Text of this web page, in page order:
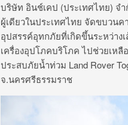
บริษัท อินช์เคป (ประเทศไทย) จ
ผู้เดียวในประเทศไทย จัดขบวน
อุปสรรค์อุทกภัยที่เกิดขึ้นระหว่า
เครื่องอุปโภคบริโภค ไปช่วยเหลื
ประสบภัยน้ำท่วม Land Rover
จ.นครศรีธรรมราช